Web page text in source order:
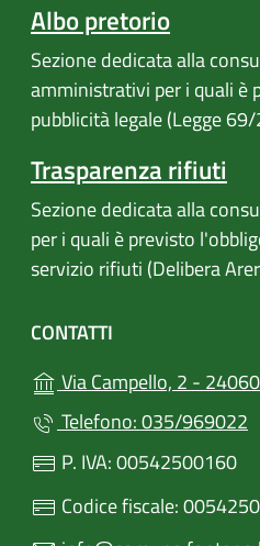
Albo pretorio
Sezione dedicata alla
amministrativi per i quali è
pubblicità legale (Legge
Trasparenza rifiuti
Sezione dedicata alla
per i quali è previsto
servizio rifiuti (Delibera
CONTATTI
Via Campello, 2 -
Telefono: 035/969022
P. IVA: 00542500160
Codice fiscale: